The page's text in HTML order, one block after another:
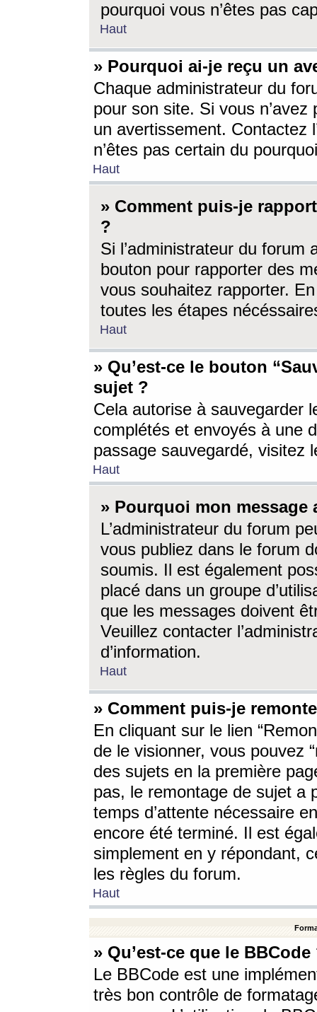
pourquoi vous n’êtes pas
Haut
» Pourquoi ai-je reçu un
Chaque administrateur du
pour son site. Si vous
un avertissement. Contactez
n’êtes pas certain du
Haut
» Comment puis-je
?
Si l’administrateur du forum
bouton pour rapporter des
vous souhaitez rapporter.
toutes les étapes
Haut
» Qu’est-ce le bouton
sujet ?
Cela autorise à sauvegarder
complétés et envoyés à une
passage sauvegardé, visitez
Haut
» Pourquoi mon message
L’administrateur du forum
vous publiez dans le forum
soumis. Il est également
placé dans un groupe
que les messages doivent
Veuillez contacter
d’information.
Haut
» Comment puis-je
En cliquant sur le lien
de le visionner, vous pouvez
des sujets en la première
pas, le remontage de sujet a
temps d’attente nécessaire
encore été terminé. Il est
simplement en y répondant,
les règles du forum.
Haut
» Qu’est-ce que le BBCode
Le BBCode est une
très bon contrôle de